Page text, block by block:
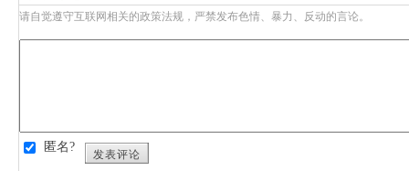
请自觉遵守互联网相关的政策法规，严禁发布色情、暴力、反动的言论。
匿名?
发表评论